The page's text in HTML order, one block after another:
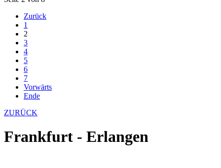
Zurück
1
2
3
4
5
6
7
Vorwärts
Ende
ZURÜCK
Frankfurt - Erlangen